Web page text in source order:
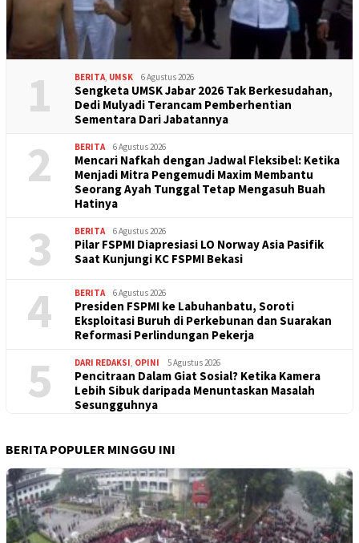
1 BERITA, UMSK 6 Agustus 2026
Sengketa UMSK Jabar 2026 Tak Berkesudahan,
Dedi Mulyadi Terancam Pemberhentian
Sementara Dari Jabatannya
2 BERITA 6 Agustus 2026
Mencari Nafkah dengan Jadwal Fleksibel: Ketika
Menjadi Mitra Pengemudi Maxim Membantu
Seorang Ayah Tunggal Tetap Mengasuh Buah
Hatinya
3 BERITA 6 Agustus 2026
Pilar FSPMI Diapresiasi LO Norway Asia Pasifik
Saat Kunjungi KC FSPMI Bekasi
4 BERITA 6 Agustus 2026
Presiden FSPMI ke Labuhanbatu, Soroti
Eksploitasi Buruh di Perkebunan dan Suarakan
Reformasi Perlindungan Pekerja
5 DARI REDAKSI, OPINI 5 Agustus 2026
Pencitraan Dalam Giat Sosial? Ketika Kamera
Lebih Sibuk daripada Menuntaskan Masalah
Sesungguhnya
BERITA POPULER MINGGU INI